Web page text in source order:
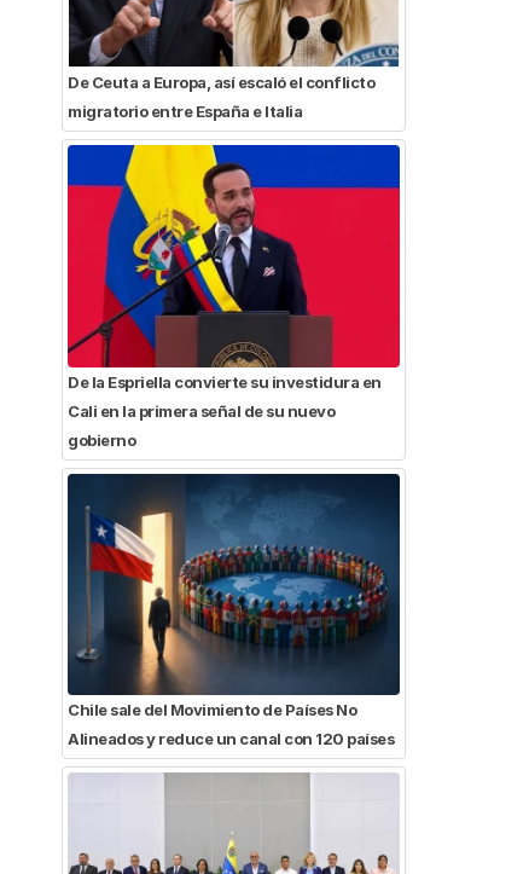
De Ceuta a Europa, así escaló el conflicto
migratorio entre España e Italia
De la Espriella convierte su investidura en
Cali en la primera señal de su nuevo
gobierno
Chile sale del Movimiento de Países No
Alineados y reduce un canal con 120 países